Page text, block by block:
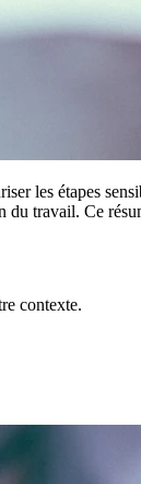
les étapes
travail. Ce
contexte.